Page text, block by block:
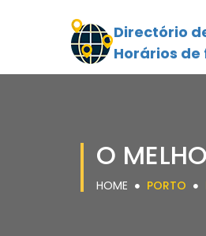
Directório
Horários
O
HOME PORTO